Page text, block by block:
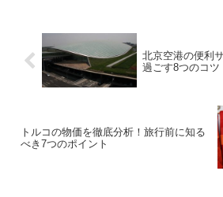
北京空港の便利
過ごす8つのコツ
トルコの物価を徹底分析！旅行前に知る
べき7つのポイント